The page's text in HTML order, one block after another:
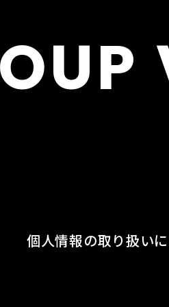
個人情報の取り扱い